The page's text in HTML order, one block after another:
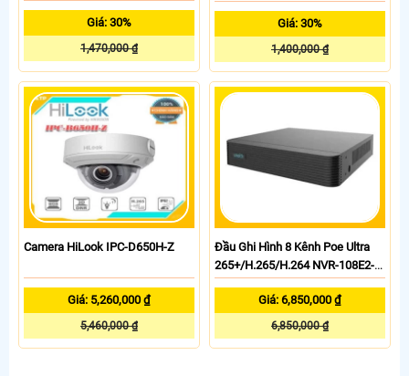
Giá: 30%
1,470,000 ₫
Giá: 30%
1,400,000 ₫
Camera HiLook IPC-D650H-Z
Giá: 5,260,000 ₫
5,460,000 ₫
Đầu Ghi Hình 8 Kênh Poe Ultra
265+/H.265/H.264 NVR-108E2-
P8
Giá: 6,850,000 ₫
6,850,000 ₫